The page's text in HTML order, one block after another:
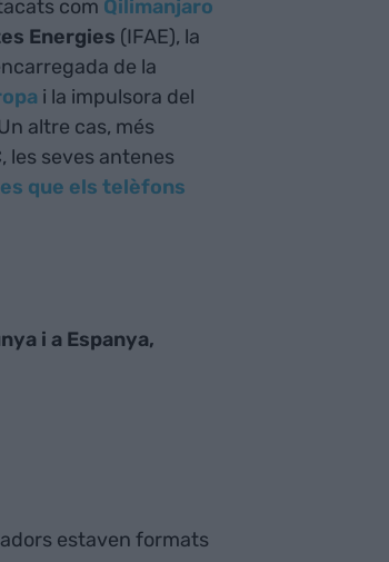
com Qilimanjaro
Energies (IFAE), la
de la
i la impulsora del
altre cas, més
les seves antenes
que els telèfons
i a Espanya,
estaven formats